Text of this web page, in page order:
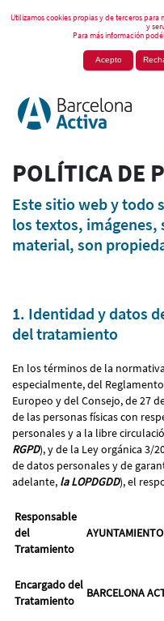
Utilizamos cookies propias y de terceros
y
Para más información
Acepto
POLÍTICA DE
Este sitio web y todo
los textos,
material, son
1. Identidad y datos
del tratamiento
En los términos de la
especialmente, del
Europeo y del Consejo, de 27
de las personas físicas con
personales y a la libre
RGPD), y de la Ley orgánica 3/
de datos personales y de
adelante, la LOPDGDD), el
Responsable
del
Tratamiento
Encargado del
Tratamiento
BARCELONA